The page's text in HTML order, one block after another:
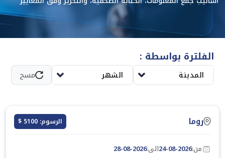
التحريرية الحديثة، بما يمكّن المشاركين من إنتاج محتوى إعلامي
احترافي يعكس المصداقية والوضوح في مختلف المنصات الصحفية
الفلترة بواسطة :
المدينة الشهر مسح
روما الرسوم: 5100 $
من:24-08-2026الى:28-08-2026